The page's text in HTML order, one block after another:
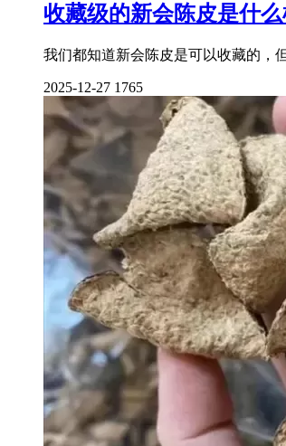
收藏级的新会陈皮是什
我们都知道新会陈皮是可以收藏的，
2025-12-27 1765